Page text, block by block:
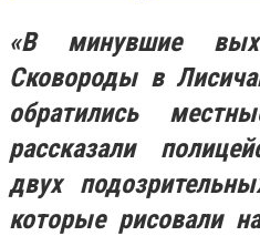
«В минувшие
Сковороды в
обратились
рассказали
двух
которые рисовали